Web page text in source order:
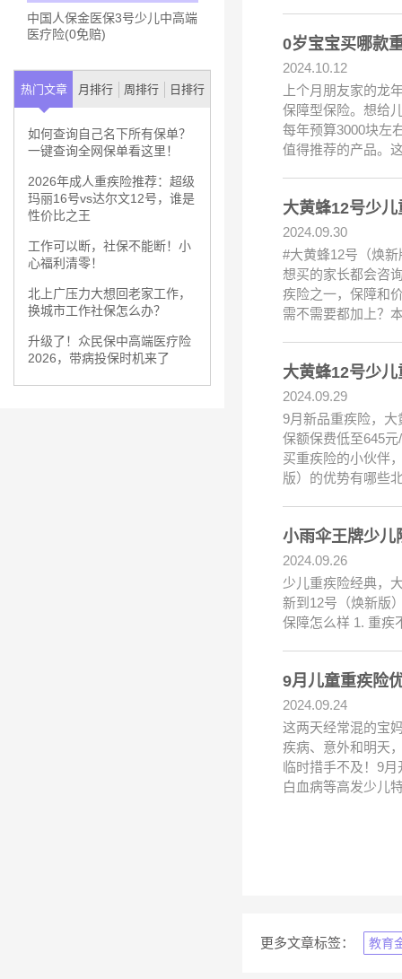
中国人保金医保3号少儿中高端
医疗险(0免赔)
热门文章 月排行 周排行 日排行
如何查询自己名下所有保单？
一键查询全网保单看这里！
2026年成人重疾险推荐：超级
玛丽16号vs达尔文12号，谁是
性价比之王
工作可以断，社保不能断！小
心福利清零！
北上广压力大想回老家工作，
换城市工作社保怎么办？
升级了！众民保中高端医疗险
2026，带病投保时机来了
0岁宝宝买哪款
2024.10.12
上个月朋友家的龙
保障型保险。想给
每年预算3000块左
值得推荐的产品。
大黄蜂12号少
2024.09.30
#大黄蜂12号（焕
想买的家长都会咨
疾险之一，保障和
需不需要都加上？
大黄蜂12号少
2024.09.29
9月新品重疾险，
保额保费低至645
买重疾险的小伙伴
版）的优势有哪些
小雨伞王牌少儿
2024.09.26
少儿重疾险经典，
新到12号（焕新版
保障怎么样 1. 重疾
9月儿童重疾险
2024.09.24
这两天经常混的宝
疾病、意外和明天
临时措手不及！9
白血病等高发少儿
更多文章标签： 教育